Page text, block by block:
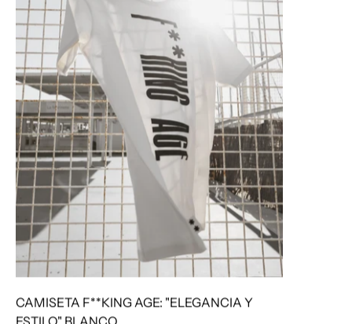
CAMISETA F**KING AGE: "ELEGANCIA Y